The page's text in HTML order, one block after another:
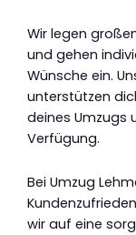
Wir legen
und gehen
Wünsche ein.
unterstützen
deines Umzugs
Verfügung.
Bei Umzug
wir auf eine